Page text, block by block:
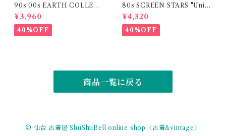
90s 00s EARTH COLLECT
ION "FRESHWATER ANGL
ER "embroidery print t-shi
rt
¥3,960
40%OFF
80s SCREEN STARS "Univ
ersity of South Dakota "col
lege print t-shirt
¥4,320
40%OFF
商品一覧に戻る
© 仙台 古着屋 ShuShuBell online shop〈古着&vintage〉